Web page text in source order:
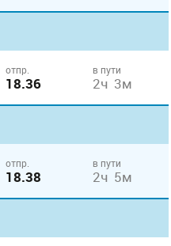
отпр.
18.36
в пути
2ч 3м
отпр.
18.38
в пути
2ч 5м